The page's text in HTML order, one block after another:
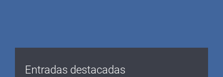
Entradas destacadas